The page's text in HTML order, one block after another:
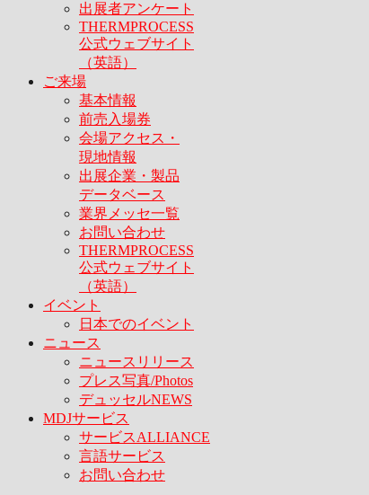
出展者アンケート
THERMPROCESS
公式ウェブサイト
（英語）
ご来場
基本情報
前売入場券
会場アクセス・
現地情報
出展企業・製品
データベース
業界メッセ一覧
お問い合わせ
THERMPROCESS
公式ウェブサイト
（英語）
イベント
日本でのイベント
ニュース
ニュースリリース
プレス写真/Photos
デュッセルNEWS
MDJサービス
サービスALLIANCE
言語サービス
お問い合わせ